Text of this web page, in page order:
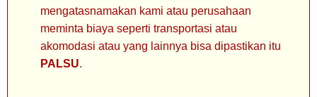
mengatasnamakan kami atau perusahaan
meminta biaya seperti transportasi atau
akomodasi atau yang lainnya bisa dipastikan itu
PALSU.